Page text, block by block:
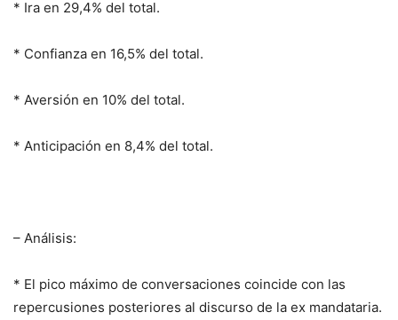
* Ira en 29,4% del total.
* Confianza en 16,5% del total.
* Aversión en 10% del total.
* Anticipación en 8,4% del total.
– Análisis:
* El pico máximo de conversaciones coincide con las
repercusiones posteriores al discurso de la ex mandataria.